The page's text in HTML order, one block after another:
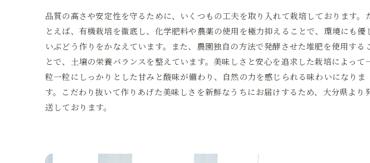
品質の高さや安定性を守るために、いくつもの工夫を取り入れて栽培しております。
とえば、有機栽培を徹底し、化学肥料や農薬の使用を極力抑えることで、環境にも優
いぶどう作りをかなえています。また、農園独自の方法で発酵させた堆肥を使用する
とで、土壌の栄養バランスを整えています。美味しさと安心を追求した栽培によって
粒一粒にしっかりとした甘みと酸味が備わり、自然の力を感じられる味わいになりま
す。こだわり抜いて作りあげた美味しさを新鮮なうちにお届けするため、大分県より
送しております。